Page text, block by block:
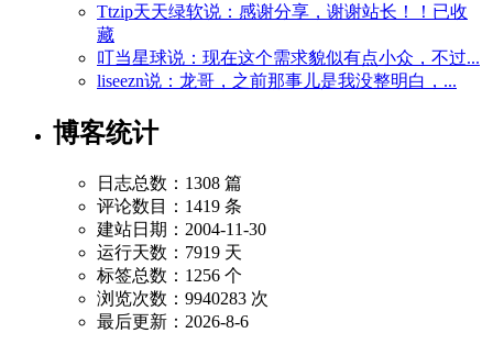
Ttzip天天绿软说：感谢分享，谢谢站长！！已收
藏
叮当星球说：现在这个需求貌似有点小众，不过...
liseezn说：龙哥，之前那事儿是我没整明白，...
博客统计
日志总数：1308 篇
评论数目：1419 条
建站日期：2004-11-30
运行天数：7919 天
标签总数：1256 个
浏览次数：9940283 次
最后更新：2026-8-6